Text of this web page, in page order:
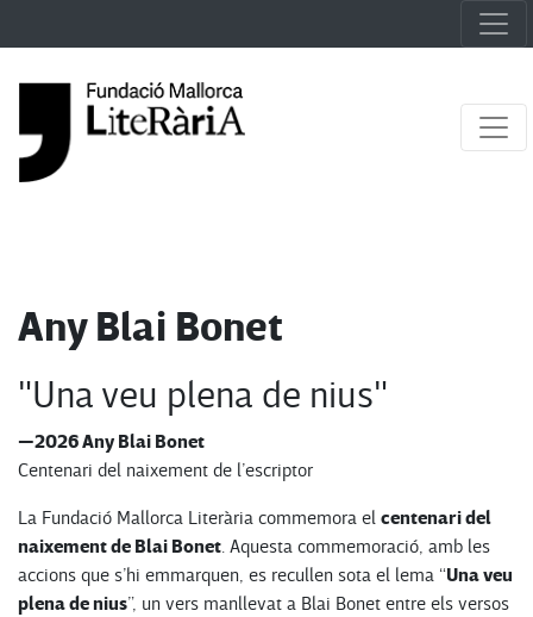
Any Blai Bonet
"Una veu plena de nius"
—2026 Any Blai Bonet
Centenari del naixement de l’escriptor
La Fundació Mallorca Literària commemora el centenari del
naixement de Blai Bonet. Aquesta commemoració, amb les
accions que s’hi emmarquen, es recullen sota el lema “Una veu
plena de nius”, un vers manllevat a Blai Bonet entre els versos